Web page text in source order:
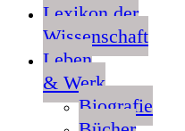
Lexikon der
Wissenschaft
Leben
& Werk
Biografie